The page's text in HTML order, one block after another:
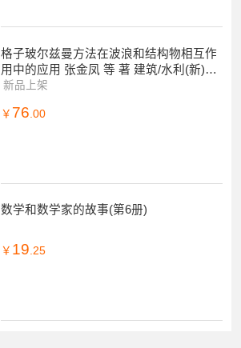
格子玻尔兹曼方法在波浪和结构物相互作
用中的应用 张金凤 等 著 建筑/水利(新)专
业科技 正版图书籍
新品上架
￥ 76 .00
数学和数学家的故事(第6册)
￥ 19.25